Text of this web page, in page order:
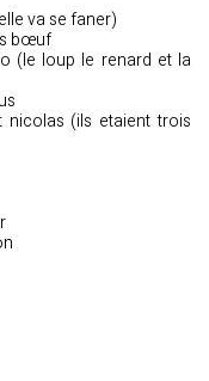
va se faner)
bœuf
(le loup le renard et la
nicolas (ils etaient trois